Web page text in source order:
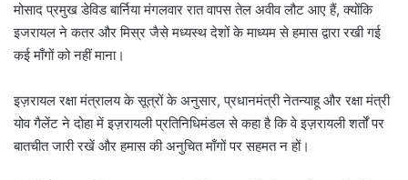
मोसाद प्रमुख डेविड बार्निया मंगलवार रात वापस तेल अवीव लौट आए हैं, क्योंकि
इजरायल ने कतर और मिस्र जैसे मध्यस्थ देशों के माध्यम से हमास द्वारा रखी गई
कई माँगों को नहीं माना।
इज़रायल रक्षा मंत्रालय के सूत्रों के अनुसार, प्रधानमंत्री नेतन्याहू और रक्षा मंत्री
योव गैलेंट ने दोहा में इज़रायली प्रतिनिधिमंडल से कहा है कि वे इज़रायली शर्तों पर
बातचीत जारी रखें और हमास की अनुचित माँगों पर सहमत न हों।